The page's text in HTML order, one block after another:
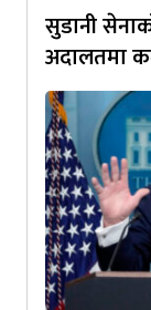
सुडानी
अदालतमा